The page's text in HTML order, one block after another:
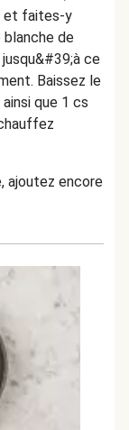
et faites-y
blanche de
ce
Baissez le
que 1 cs
ajoutez encore